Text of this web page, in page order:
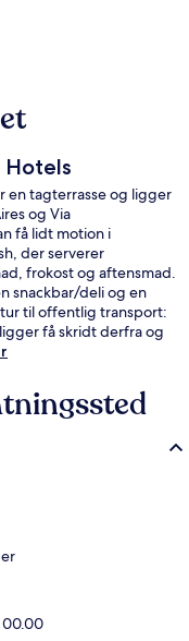
Hotels
en tagterrasse og ligger
og Via
få lidt motion i
der serverer
frokost og aftensmad.
snackbar/deli og en
til offentlig transport:
få skridt derfra og
væk.
00.00